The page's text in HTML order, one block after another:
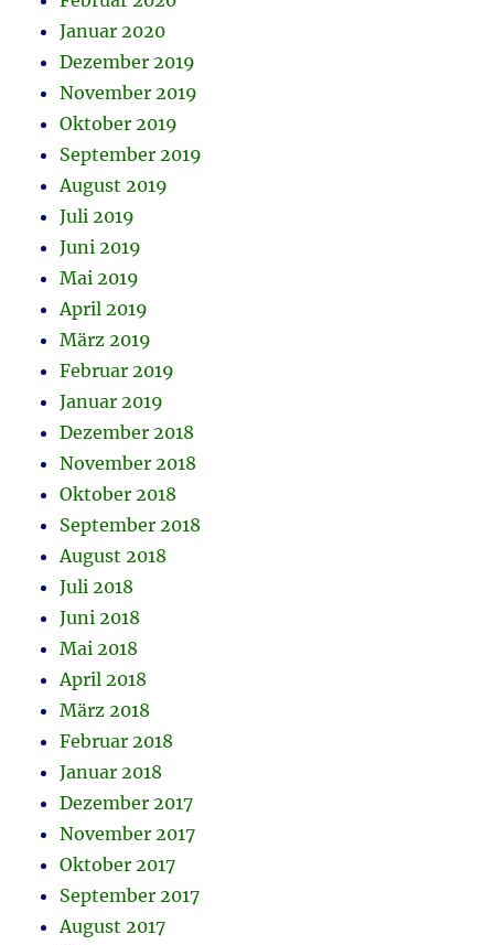
Januar 2020
Dezember 2019
November 2019
Oktober 2019
September 2019
August 2019
Juli 2019
Juni 2019
Mai 2019
April 2019
März 2019
Februar 2019
Januar 2019
Dezember 2018
November 2018
Oktober 2018
September 2018
August 2018
Juli 2018
Juni 2018
Mai 2018
April 2018
März 2018
Februar 2018
Januar 2018
Dezember 2017
November 2017
Oktober 2017
September 2017
August 2017